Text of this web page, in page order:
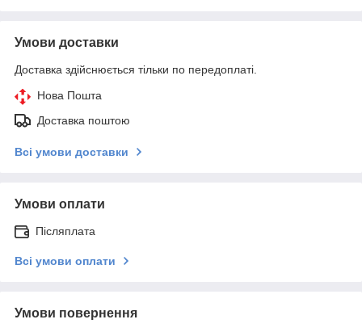
Умови доставки
Доставка здійснюється тільки по передоплаті.
Нова Пошта
Доставка поштою
Всі умови доставки
Умови оплати
Післяплата
Всі умови оплати
Умови повернення